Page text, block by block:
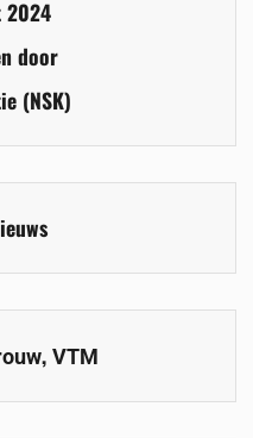
2024
door
(NSK)
, VTM